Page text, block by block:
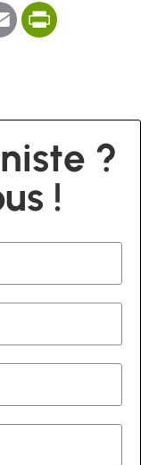
Email
?
!